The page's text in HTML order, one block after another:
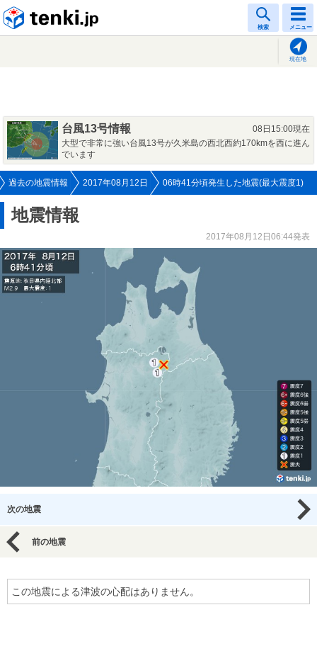
検索 メニュー
現在地
台風13号情報
08日15:00現在
大型で非常に強い台風13号が久米島の西北西約170kmを西に進ん
でいます
過去の地震情報 2017年08月12日 06時41分頃発生した地震(最大震度1)
地震情報
2017年08月12日06:44発表
次の地震
前の地震
この地震による津波の心配はありません。